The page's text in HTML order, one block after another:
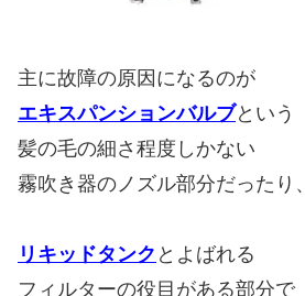
主に故障の原因になるのが
エキスパンションバルブという
髪の毛の細さ程度しかない
霧吹き器のノズル部分だったり、
リキッドタンク とよばれる
フィルターの役目がある部分で